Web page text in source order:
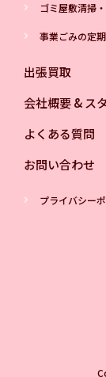
ゴミ屋敷清掃
事業ごみの定
出張買取
会社概要 & ス
よくある質問
お問い合わせ
プライバシー